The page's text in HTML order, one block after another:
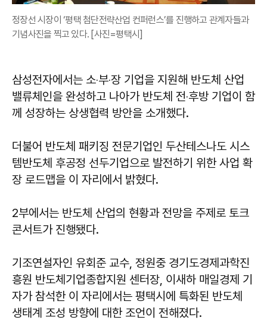
정장선 시장이 ‘평택 첨단전략산업 컨퍼런스’를 진행하고 관계자들과
기념사진을 찍고 있다. [사진=평택시]
삼성전자에서는 소‧부‧장 기업을 지원해 반도체 산업
밸류체인을 완성하고 나아가 반도체 전‧후방 기업이 함
께 성장하는 상생협력 방안을 소개했다.
더불어 반도체 패키징 전문기업인 두산테스나도 시스
템반도체 후공정 선두기업으로 발전하기 위한 사업 확
장 로드맵을 이 자리에서 밝혔다.
2부에서는 반도체 산업의 현황과 전망을 주제로 토크
콘서트가 진행됐다.
기조연설자인 유회준 교수, 정원중 경기도경제과학진
흥원 반도체기업종합지원 센터장, 이새하 매일경제 기
자가 참석한 이 자리에서는 평택시에 특화된 반도체
생태계 조성 방향에 대한 조언이 전해졌다.